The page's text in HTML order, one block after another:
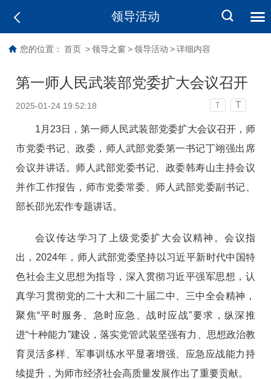
领导活动
您的位置： 首页 > 领导之窗 > 领导活动 > 详细内容
第一师人民武装部党委扩大会议召开
2025-01-24 19:52:18 T T
1月23日，第一师人民武装部党委扩大会议召开，师
市党委书记、政委，师人武部党委第一书记丁翊强出席
会议并讲话。师人武部党委书记、政委韩寿山主持会议
并作工作报告，师市党委常委、师人武部党委副书记、
部长邵光宏作专题讲话。
会议传达学习了上级党委扩大会议精神。会议指
出，2024年，师人武部党委坚持以习近平新时代中国特
色社会主义思想为指导，深入贯彻习近平强军思想，认
真学习贯彻党的二十大和二十届二中、三中全会精神，
聚焦“平时服务、急时应急、战时应战”要求，纵深推
进“十种能力”建设，落实党管武装坚强有力、思想政治教
育灵活多样、军事训练水平显著增强、应急应战能力持
续提升，为师市经济社会高质量发展作出了重要贡献。